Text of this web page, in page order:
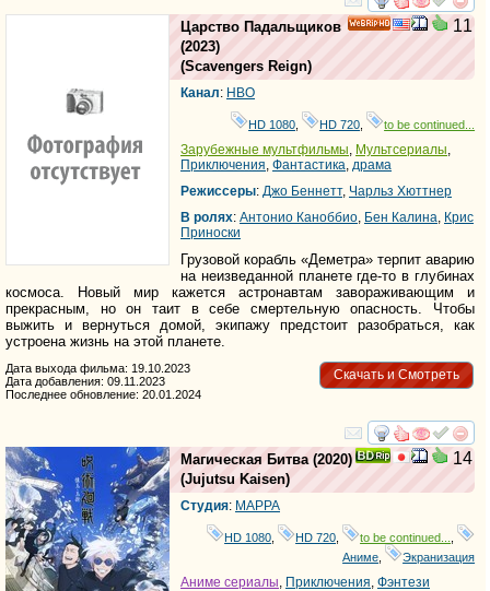
смотреть
11
Царство Падальщиков
(2023)
(Scavengers Reign)
Канал: HBO
HD 1080 HD 720 to be continued...
Зарубежные мультфильмы, Мультсериалы,
Приключения, Фантастика, драма
Режиссеры: Джо Беннетт, Чарльз Хюттнер
В ролях: Антонио Каноббио, Бен Калина, Крис
Приноски
Грузовой корабль «Деметра» терпит аварию
на неизведанной планете где-то в глубинах
космоса. Новый мир кажется астронавтам завораживающим и
прекрасным, но он таит в себе смертельную опасность. Чтобы
выжить и вернуться домой, экипажу предстоит разобраться, как
устроена жизнь на этой планете.
Скачать и Смотреть
Дата выхода фильма: 19.10.2023
Дата добавления: 09.11.2023
Последнее обновление: 20.01.2024
смотреть
14
Магическая Битва (2020)
(Jujutsu Kaisen)
Студия: MAPPA
HD 1080 HD 720 to be continued...
Аниме
Экранизация
Аниме сериалы Приключения Фэнтези